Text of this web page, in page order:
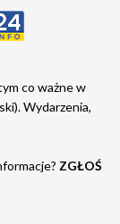
co ważne w
Wydarzenia,
ZGŁOŚ